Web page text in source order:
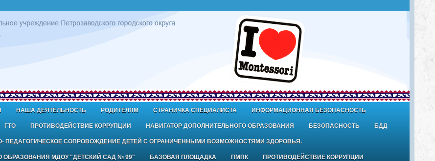
НАША ДЕЯТЕЛЬНОСТЬ РОДИТЕЛЯМ СТРАНИЧКА СПЕЦИАЛИСТА ИНФОРМАЦИОННАЯ БЕЗОПАСНОСТЬ
ГТО ПРОТИВОДЕЙСТВИЕ КОРРУПЦИИ НАВИГАТОР ДОПОЛНИТЕЛЬНОГО ОБРАЗОВАНИЯ БЕЗОПАСНОСТЬ БДД
ПЕДАГОГИЧЕСКОЕ СОПРОВОЖДЕНИЕ ДЕТЕЙ С ОГРАНИЧЕННЫМИ ВОЗМОЖНОСТЯМИ ЗДОРОВЬЯ.
МДОУ "ДЕТСКИЙ САД № 99" БАЗОВАЯ ПЛОЩАДКА ПМПК ПРОТИВОДЕЙСТВИЕ КОРРУПЦИИ